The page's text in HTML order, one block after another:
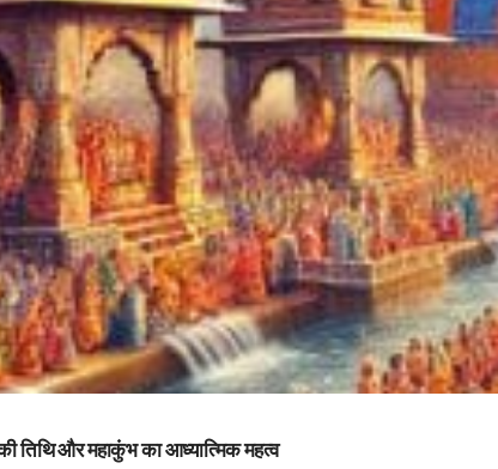
तिथि और महाकुंभ का आध्यात्मिक महत्व